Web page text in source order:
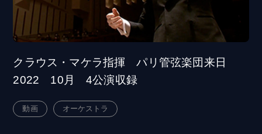
クラウス・マケラ指揮 パリ管弦楽団来日
2022 10月 4公演収録
動画 オーケストラ